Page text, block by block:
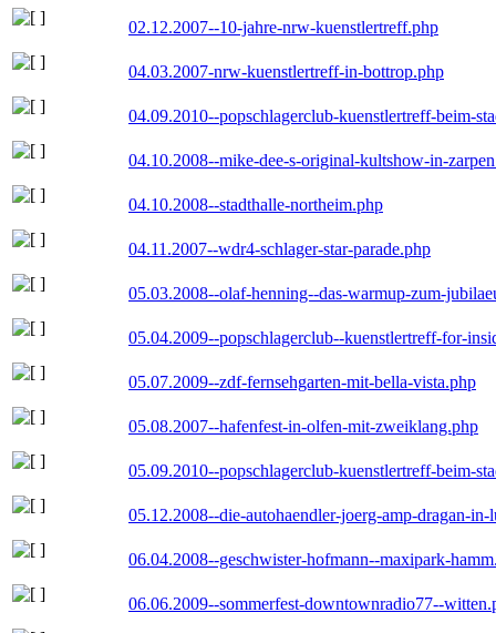
02.12.2007--10-jahre-nrw-kuenstlertreff.php
04.03.2007-nrw-kuenstlertreff-in-bottrop.php
04.09.2010--popschlagerclub-kuenstlertreff-beim-
04.10.2008--mike-dee-s-original-kultshow-in-
04.10.2008--stadthalle-northeim.php
04.11.2007--wdr4-schlager-star-parade.php
05.03.2008--olaf-henning--das-warmup-zum-
05.04.2009--popschlagerclub--kuenstlertreff-for-
05.07.2009--zdf-fernsehgarten-mit-bella-vista.php
05.08.2007--hafenfest-in-olfen-mit-zweiklang.php
05.09.2010--popschlagerclub-kuenstlertreff-beim-
05.12.2008--die-autohaendler-joerg-amp-dragan-in-
06.04.2008--geschwister-hofmann--maxipark-
06.06.2009--sommerfest-downtownradio77--